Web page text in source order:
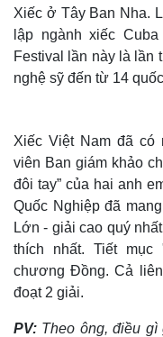
Xiếc ở Tây Ban Nha.
lập ngành xiếc
Festival lần này là lần
nghệ sỹ đến từ 14
Xiếc Việt Nam đã có
viên Ban giám khảo
đôi tay” của hai anh
Quốc Nghiệp đã
Lớn - giải cao quý
thích nhất. Tiết mục
chương Đồng. Cả
đoạt 2 giải.
PV: Theo ông, điều gì